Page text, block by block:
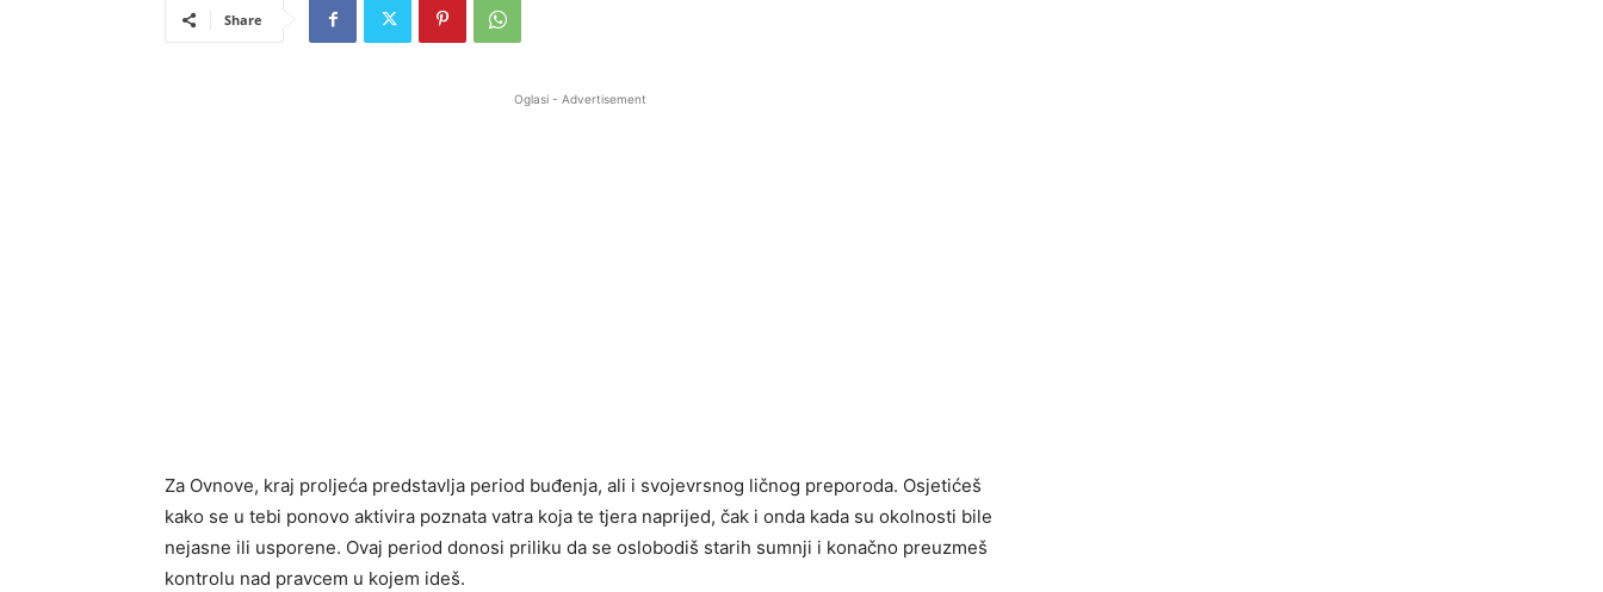
Share
Oglasi - Advertisement
Za Ovnove, kraj proljeća predstavlja period buđenja, ali i svojevrsnog ličnog preporoda. Osjetićeš
kako se u tebi ponovo aktivira poznata vatra koja te tjera naprijed, čak i onda kada su okolnosti bile
nejasne ili usporene. Ovaj period donosi priliku da se oslobodiš starih sumnji i konačno preuzmeš
kontrolu nad pravcem u kojem ideš.